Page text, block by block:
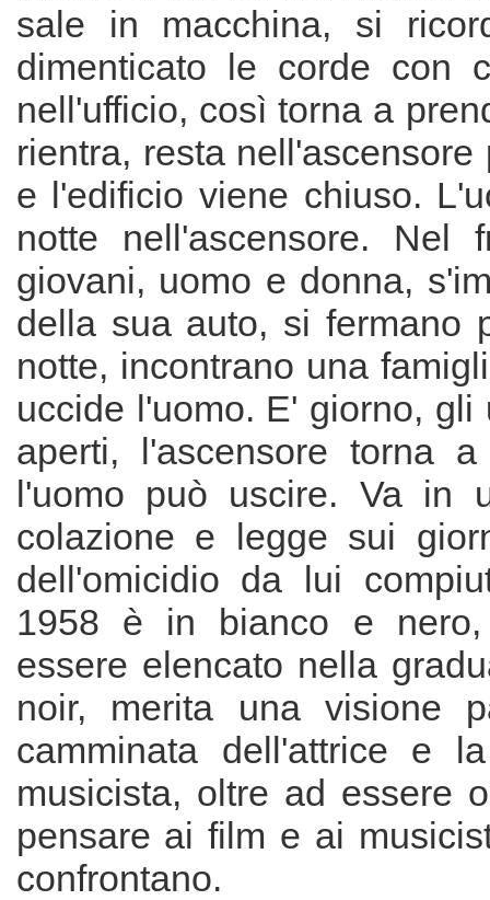
sale in macchina, si
dimenticato le corde con
nell'ufficio, così torna a
rientra, resta
e l'edificio viene chiuso.
notte nell'ascensore. Nel
giovani, uomo e donna,
della sua auto, si fermano
notte, incontrano una
uccide l'uomo. E' giorno, gli
aperti, l'ascensore torna
l'uomo può uscire. Va in
colazione e legge sui
dell'omicidio da lui
1958 è in bianco e
essere elencato nella
noir, merita una visione
camminata dell'attrice e
musicista, oltre ad essere
pensare ai film e ai
confrontano.